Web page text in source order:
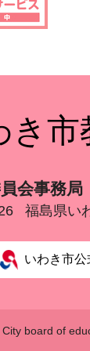
き市
会事務局
福島県い
いわき市公
board of